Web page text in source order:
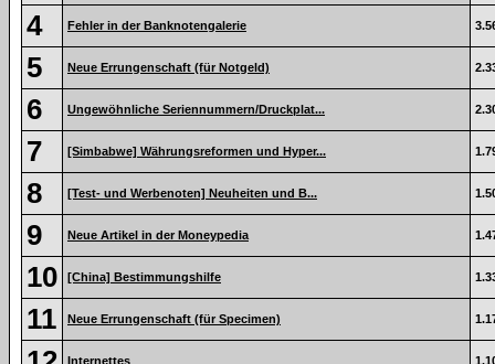
4 Fehler in der Banknotengalerie
5 Neue Errungenschaft (für Notgeld)
6 Ungewöhnliche Seriennummern/Druckplat...
7 [Simbabwe] Währungsreformen und Hyper...
8 [Test- und Werbenoten] Neuheiten und B...
9 Neue Artikel in der Moneypedia
10 [China] Bestimmungshilfe
11 Neue Errungenschaft (für Specimen)
Internettes